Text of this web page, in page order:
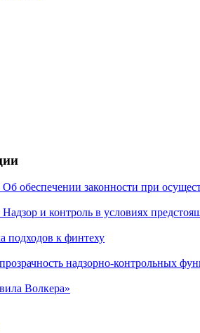
обеспечении законности при
и контроль в условиях
подходов к финтеху
надзорно-контрольных
Волкера»